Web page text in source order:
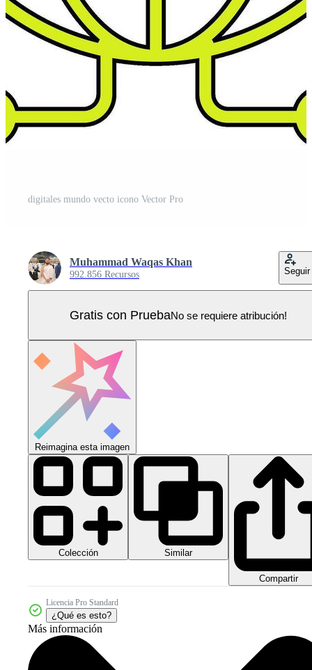
digitales mundo vecto icono Vector Pro
Muhammad Waqas Khan
992.856 Recursos Seguir
Gratis con PruebaNo se requiere atribución!
Reimagina esta imagen
Colección Similar
Compartir
Licencia Pro Standard
¿Qué es esto?
Más información